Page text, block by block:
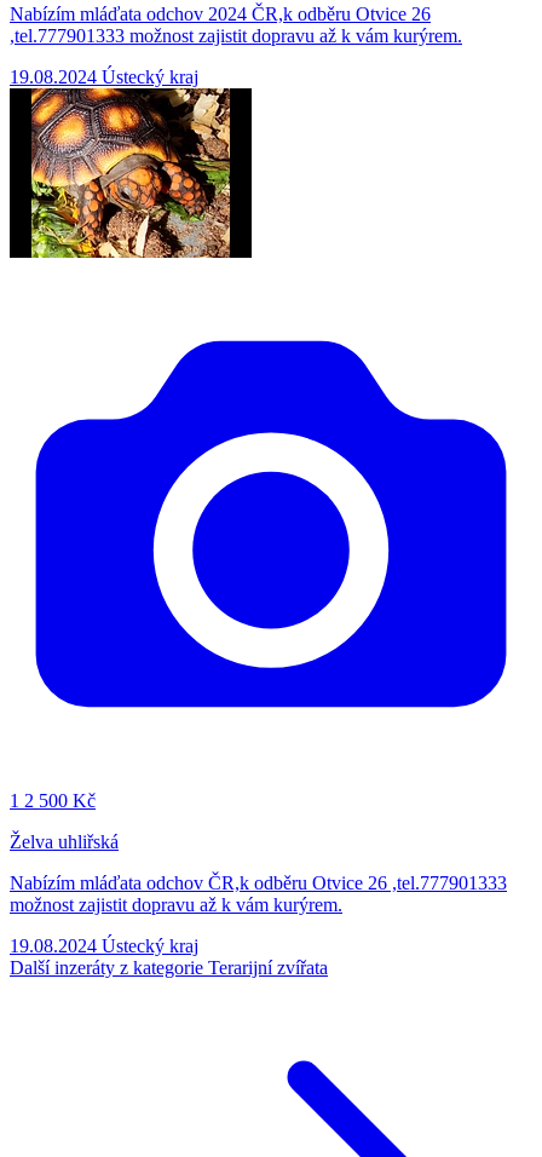
Nabízím mláďata odchov 2024 ČR,k odběru Otvice 26
,tel.777901333 možnost zajistit dopravu až k vám kurýrem.
19.08.2024 Ústecký kraj
1 2 500 Kč
Želva uhliřská
Nabízím mláďata odchov ČR,k odběru Otvice 26 ,tel.777901333
možnost zajistit dopravu až k vám kurýrem.
19.08.2024 Ústecký kraj
Další inzeráty z kategorie Terarijní zvířata